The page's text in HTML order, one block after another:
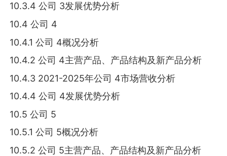
10.3.4 公司 3发展优势分析
10.4 公司 4
10.4.1 公司 4概况分析
10.4.2 公司 4主营产品、产品结构及新产品分析
10.4.3 2021-2025年公司 4市场营收分析
10.4.4 公司 4发展优势分析
10.5 公司 5
10.5.1 公司 5概况分析
10.5.2 公司 5主营产品、产品结构及新产品分析